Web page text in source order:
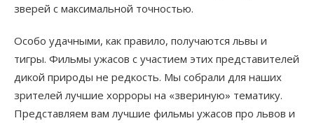
зверей с максимальной точностью.
Особо удачными, как правило, получаются львы и
тигры. Фильмы ужасов с участием этих представителей
дикой природы не редкость. Мы собрали для наших
зрителей лучшие хорроры на «звериную» тематику.
Представляем вам лучшие фильмы ужасов про львов и